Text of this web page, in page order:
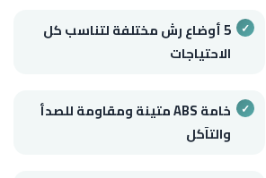
5 أوضاع رش مختلفة لتناسب كل
الاحتياجات
خامة ABS متينة ومقاومة للصدأ
والتآكل